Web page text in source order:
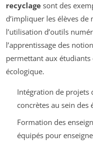
recyclage sont des
d’impliquer les élèves
l’utilisation d’outils
l’apprentissage des
permettant aux
écologique.
Intégration de projets
concrètes au sein des
Formation des
équipés pour